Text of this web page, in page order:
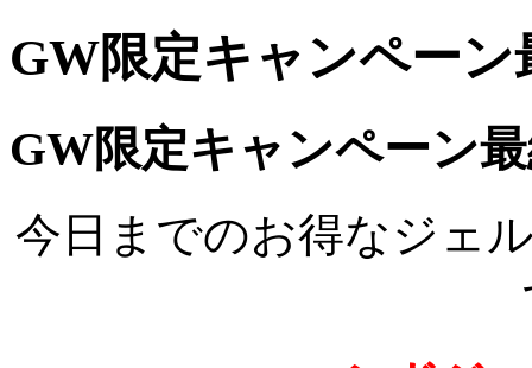
GW限定キャンペーン
GW限定キャンペーン
今日までのお得なジェ